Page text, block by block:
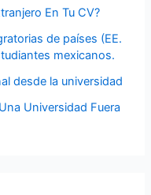
En Tu CV?
de países (EE.
mexicanos.
desde la universidad
Universidad Fuera